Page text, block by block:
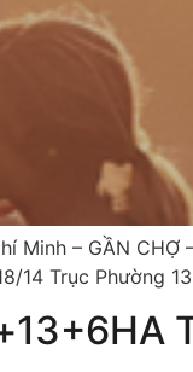
Minh – GẦN
14 Trục Phường